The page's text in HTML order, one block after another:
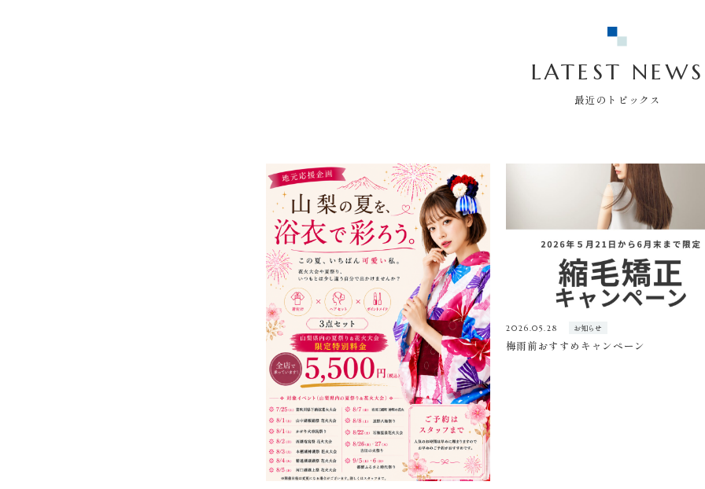
LATEST NEWS
最近のトピックス
2026.05.28 お知らせ
梅雨前おすすめキャンペーン